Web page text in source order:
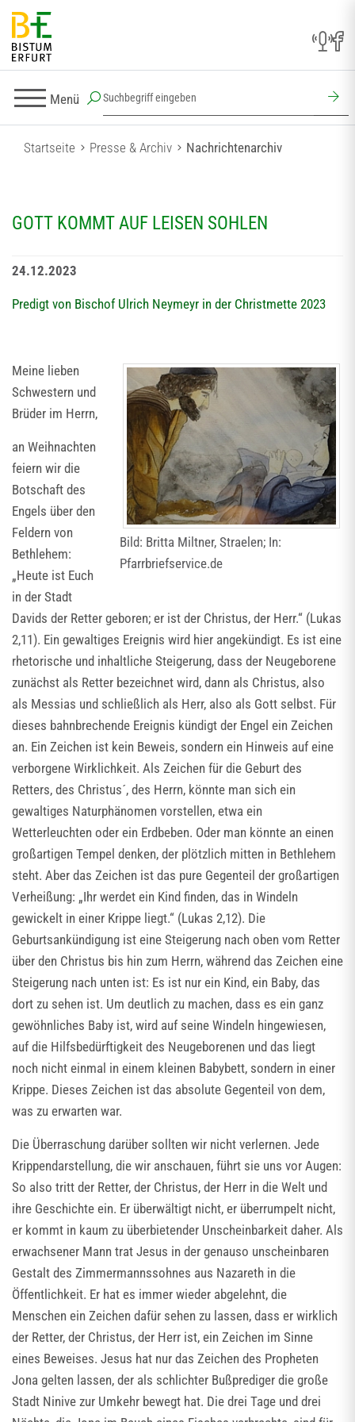
Menü
Startseite Presse & Archiv Nachrichtenarchiv
GOTT KOMMT AUF LEISEN SOHLEN
24.12.2023
Predigt von Bischof Ulrich Neymeyr in der Christmette 2023
Bild: Britta Miltner, Straelen; In:
Pfarrbriefservice.de
Meine lieben
Schwestern und
Brüder im Herrn,
an Weihnachten
feiern wir die
Botschaft des
Engels über den
Feldern von
Bethlehem:
„Heute ist Euch
in der Stadt
Davids der Retter geboren; er ist der Christus, der Herr.“ (Lukas
2,11). Ein gewaltiges Ereignis wird hier angekündigt. Es ist eine
rhetorische und inhaltliche Steigerung, dass der Neugeborene
zunächst als Retter bezeichnet wird, dann als Christus, also
als Messias und schließlich als Herr, also als Gott selbst. Für
dieses bahnbrechende Ereignis kündigt der Engel ein Zeichen
an. Ein Zeichen ist kein Beweis, sondern ein Hinweis auf eine
verborgene Wirklichkeit. Als Zeichen für die Geburt des
Retters, des Christus´, des Herrn, könnte man sich ein
gewaltiges Naturphänomen vorstellen, etwa ein
Wetterleuchten oder ein Erdbeben. Oder man könnte an einen
großartigen Tempel denken, der plötzlich mitten in Bethlehem
steht. Aber das Zeichen ist das pure Gegenteil der großartigen
Verheißung: „Ihr werdet ein Kind finden, das in Windeln
gewickelt in einer Krippe liegt.“ (Lukas 2,12). Die
Geburtsankündigung ist eine Steigerung nach oben vom Retter
über den Christus bis hin zum Herrn, während das Zeichen eine
Steigerung nach unten ist: Es ist nur ein Kind, ein Baby, das
dort zu sehen ist. Um deutlich zu machen, dass es ein ganz
gewöhnliches Baby ist, wird auf seine Windeln hingewiesen,
auf die Hilfsbedürftigkeit des Neugeborenen und das liegt
noch nicht einmal in einem kleinen Babybett, sondern in einer
Krippe. Dieses Zeichen ist das absolute Gegenteil von dem,
was zu erwarten war.
Die Überraschung darüber sollten wir nicht verlernen. Jede
Krippendarstellung, die wir anschauen, führt sie uns vor Augen:
So also tritt der Retter, der Christus, der Herr in die Welt und
ihre Geschichte ein. Er überwältigt nicht, er überrumpelt nicht,
er kommt in kaum zu überbietender Unscheinbarkeit daher. Als
erwachsener Mann trat Jesus in der genauso unscheinbaren
Gestalt des Zimmermannssohnes aus Nazareth in die
Öffentlichkeit. Er hat es immer wieder abgelehnt, die
Menschen ein Zeichen dafür sehen zu lassen, dass er wirklich
der Retter, der Christus, der Herr ist, ein Zeichen im Sinne
eines Beweises. Jesus hat nur das Zeichen des Propheten
Jona gelten lassen, der als schlichter Bußprediger die große
Stadt Ninive zur Umkehr bewegt hat. Die drei Tage und drei